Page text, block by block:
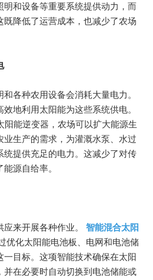
和设备等重要系统提供动力，而
降低了运营成本，也减少了农场
各种农用设备会消耗大量电力。
地利用太阳能为这些系统供电。
阳能逆变器，农场可以扩大能源生
生产的需求，为灌溉水泵、水过
提供充足的电力。这减少了对传
源自给率。
来开展各种作业。 智能混合太阳
优化太阳能电池板、电网和电池储
目标。这项智能技术确保在太阳
在必要时自动切换到电池储能或